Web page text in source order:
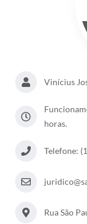
Audiência Pública
Cadastro de
Central de Serviço
Consulta Pública:
Contas Públicas
Vinícius
horas.
Telefone:
Rua São